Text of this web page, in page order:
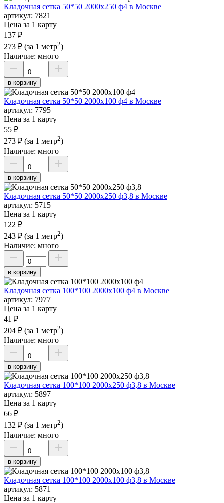
Кладочная сетка 50*50 2000х250 ф4 в Москве
артикул: 7821
Цена за 1 карту
137 ₽
273 ₽ (за 1 метр2)
Наличие: много
в корзину
Кладочная сетка 50*50 2000х100 ф4 в Москве
артикул: 7795
Цена за 1 карту
55 ₽
273 ₽ (за 1 метр2)
Наличие: много
в корзину
Кладочная сетка 50*50 2000х250 ф3,8 в Москве
артикул: 5715
Цена за 1 карту
122 ₽
243 ₽ (за 1 метр2)
Наличие: много
в корзину
Кладочная сетка 100*100 2000х100 ф4 в Москве
артикул: 7977
Цена за 1 карту
41 ₽
204 ₽ (за 1 метр2)
Наличие: много
в корзину
Кладочная сетка 100*100 2000х250 ф3,8 в Москве
артикул: 5897
Цена за 1 карту
66 ₽
132 ₽ (за 1 метр2)
Наличие: много
в корзину
Кладочная сетка 100*100 2000х100 ф3,8 в Москве
артикул: 5871
Цена за 1 карту